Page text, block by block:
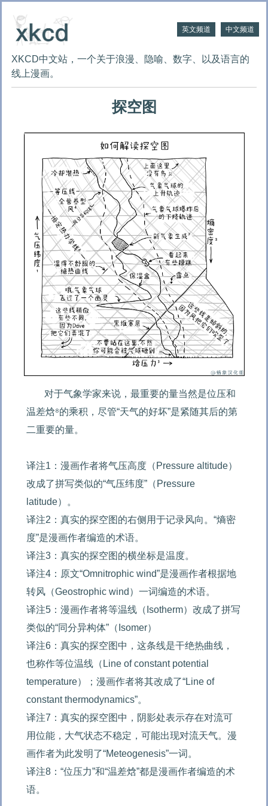
英文频道 中文频道
XKCD中文站，一个关于浪漫、隐喻、数字、以及语言的
线上漫画。
探空图
对于气象学家来说，最重要的量当然是位压和
温差焓⁸的乘积，尽管“天气的好坏”是紧随其后的第
二重要的量。
译注1：漫画作者将气压高度（Pressure altitude）
改成了拼写类似的“气压纬度”（Pressure
latitude）。
译注2：真实的探空图的右侧用于记录风向。“熵密
度”是漫画作者编造的术语。
译注3：真实的探空图的横坐标是温度。
译注4：原文“Omnitrophic wind”是漫画作者根据地
转风（Geostrophic wind）一词编造的术语。
译注5：漫画作者将等温线（Isotherm）改成了拼写
类似的“同分异构体”（Isomer）
译注6：真实的探空图中，这条线是干绝热曲线，
也称作等位温线（Line of constant potential
temperature）；漫画作者将其改成了“Line of
constant thermodynamics”。
译注7：真实的探空图中，阴影处表示存在对流可
用位能，大气状态不稳定，可能出现对流天气。漫
画作者为此发明了“Meteogenesis”一词。
译注8：“位压力”和“温差焓”都是漫画作者编造的术
语。